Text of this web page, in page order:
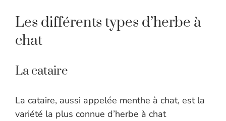
Les différents types d’herbe à
chat
La cataire
La cataire, aussi appelée menthe à chat, est la
variété la plus connue d’herbe à chat